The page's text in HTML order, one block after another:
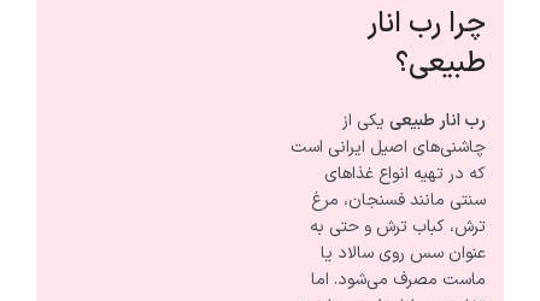
چرا رب انار
طبیعی؟
رب انار طبیعی یکی از
چاشنی‌های اصیل ایرانی است
که در تهیه انواع غذاهای
سنتی مانند فسنجان، مرغ
ترش، کباب ترش و حتی به
عنوان سس روی سالاد یا
ماست مصرف می‌شود. اما